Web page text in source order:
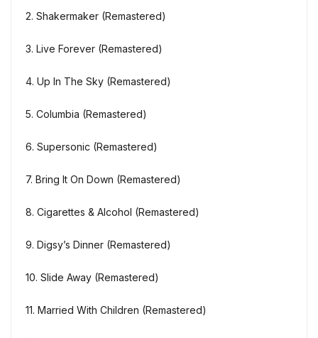
2. Shakermaker (Remastered)
3. Live Forever (Remastered)
4. Up In The Sky (Remastered)
5. Columbia (Remastered)
6. Supersonic (Remastered)
7. Bring It On Down (Remastered)
8. Cigarettes & Alcohol (Remastered)
9. Digsy’s Dinner (Remastered)
10. Slide Away (Remastered)
11. Married With Children (Remastered)